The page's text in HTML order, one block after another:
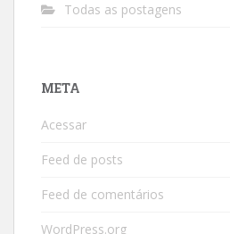
Todas as postagens
META
Acessar
Feed de posts
Feed de comentários
WordPress.org